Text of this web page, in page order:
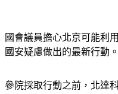
國會議員擔心北京可能利
國安疑慮做出的最新行動。
參院採取行動之前，北達